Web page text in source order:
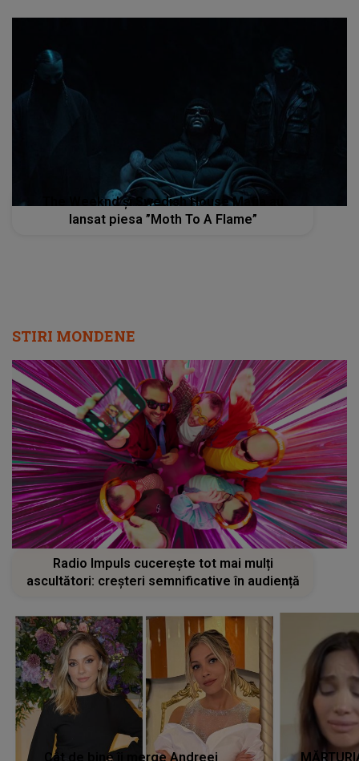
The Weeknd și Swedish House Mafia au
lansat piesa ”Moth To A Flame”
STIRI MONDENE
Radio Impuls cucerește tot mai mulți
ascultători: creșteri semnificative în audiență
Cât de bine îi merge Andreei